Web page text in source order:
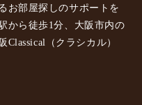
お部屋探しのサポートを
から徒歩1分、大阪市内の
（クラシカル）